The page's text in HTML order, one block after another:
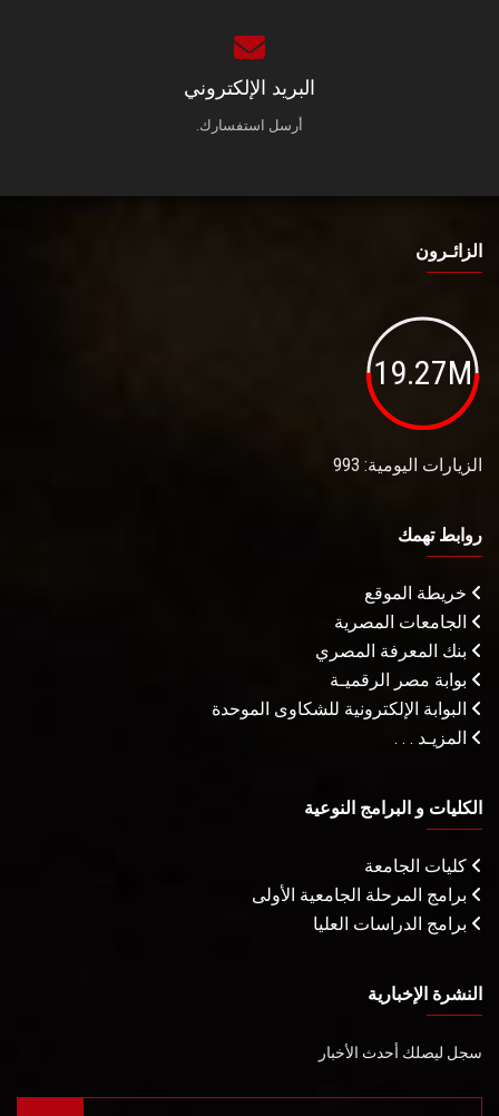
البريد الإلكتروني
أرسل استفسارك.
الزائـرون
19.27M
الزيارات اليومية: 993
روابط تهمك
خريطة الموقع
الجامعات المصرية
بنك المعرفة المصري
بوابة مصر الرقميـة
البوابة الإلكترونية للشكاوى الموحدة
المزيـد . . .
الكليات و البرامج النوعية
كليات الجامعة
برامج المرحلة الجامعية الأولى
برامج الدراسات العليا
النشرة الإخبارية
سجل ليصلك أحدث الأخبار